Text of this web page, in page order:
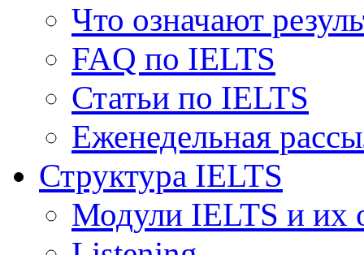
Что означают
FAQ по IELTS
Статьи по IELTS
Еженедельная
Структура IELTS
Модули IELTS и их